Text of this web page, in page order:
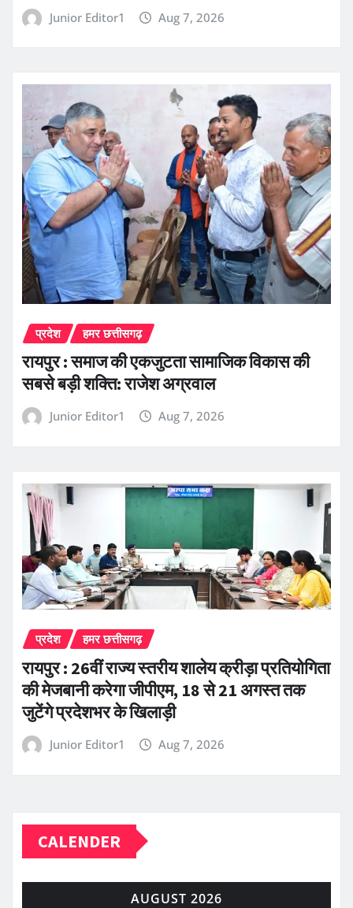
Junior Editor1 Aug 7, 2026
प्रदेश हमर छत्तीसगढ़
रायपुर : समाज की एकजुटता सामाजिक विकास की
सबसे बड़ी शक्ति: राजेश अग्रवाल
Junior Editor1 Aug 7, 2026
प्रदेश हमर छत्तीसगढ़
रायपुर : 26वीं राज्य स्तरीय शालेय क्रीड़ा प्रतियोगिता
की मेजबानी करेगा जीपीएम, 18 से 21 अगस्त तक
जुटेंगे प्रदेशभर के खिलाड़ी
Junior Editor1 Aug 7, 2026
CALENDER
AUGUST 2026